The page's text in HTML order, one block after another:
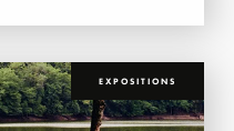
EXPOSITIONS